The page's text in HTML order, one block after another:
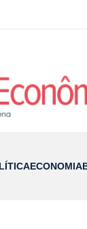
ECONOMIA